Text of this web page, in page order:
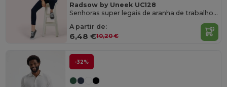
Radsow by Uneek UC128
Senhoras super legais de aranha de trabalho poloshirt
A partir de:
6,48 €10,20 €
-32%